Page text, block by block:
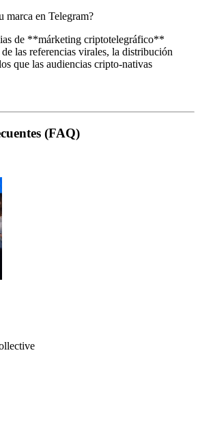
marca en Telegram?
de **márketing criptotelegráfico**
de las referencias virales, la distribución
que las audiencias cripto-nativas
(FAQ)